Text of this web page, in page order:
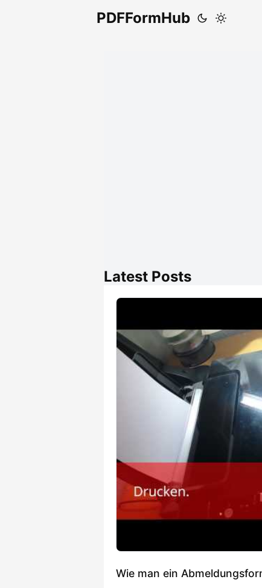
PDFFormHub
Latest Posts
Wie man ein